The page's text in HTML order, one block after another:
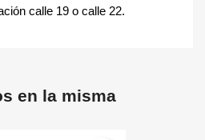
calle 19 o calle 22.
en la misma